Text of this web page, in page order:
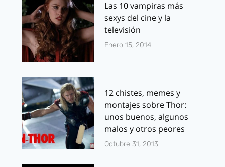
Las 10 vampiras más
sexys del cine y la
televisión
Enero 15, 2014
12 chistes, memes y
montajes sobre Thor:
unos buenos, algunos
malos y otros peores
Octubre 31, 2013